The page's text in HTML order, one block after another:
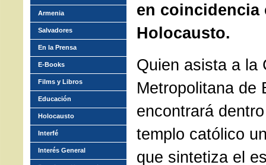
en coincidencia
Holocausto.
Quien asista a la
Metropolitana de
encontrará
templo católico
que sintetiza el
Armenia
Salvadores
En la Prensa
E-Books
Films y Libros
Educación
Holocausto
Interfé
Interés General